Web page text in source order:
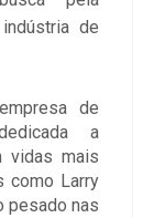
de
de
a
vidas mais
como Larry
pesado nas